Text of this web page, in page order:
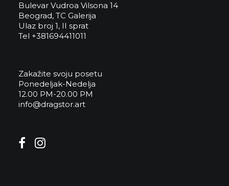
Bulevar Vudroa Vilsona 14
Beograd, TC Galerija
Ulaz broj 1, II sprat
Tel +381694411011
Zakažite svoju posetu
Ponedeljak-Nedelja
12.00 PM-20.00 PM
info@dragstor.art